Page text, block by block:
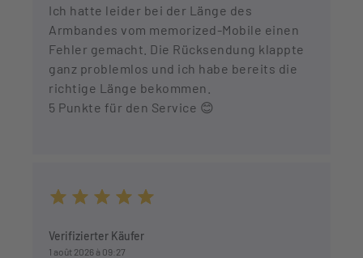
Ich hatte leider bei der Länge des
Armbandes vom memorized-Mobile einen
Fehler gemacht. Die Rücksendung klappte
ganz problemlos und ich habe bereits die
richtige Länge bekommen.
5 Punkte für den Service 😊
Verifizierter Käufer
1 août 2026 à 09:27